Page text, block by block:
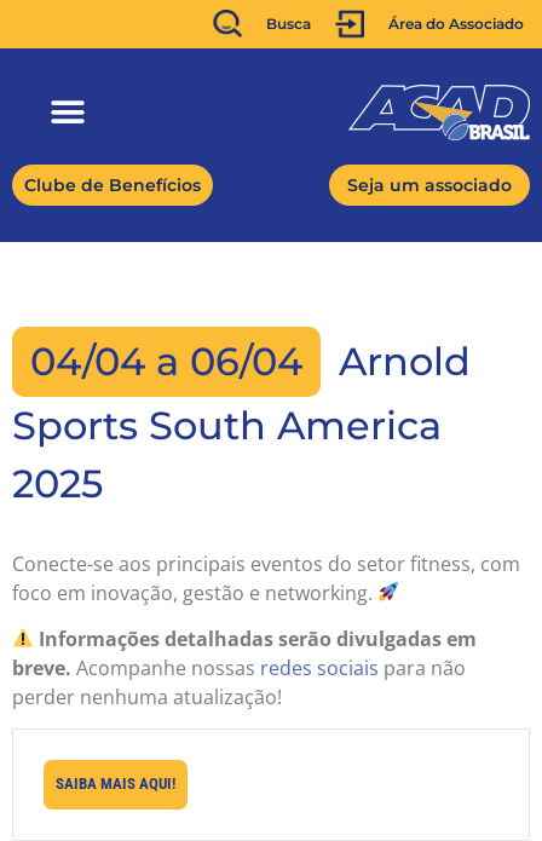
Busca Área do Associado
Clube de Benefícios Seja um associado
04/04 a 06/04
Arnold
Sports South America
2025
Conecte-se aos principais eventos do setor fitness, com
foco em inovação, gestão e networking.
Informações detalhadas serão divulgadas em
breve. Acompanhe nossas redes sociais para não
perder nenhuma atualização!
SAIBA MAIS AQUI!